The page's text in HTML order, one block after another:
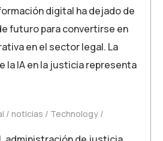
digital ha dejado de
futuro para convertirse en
en el sector legal. La
la IA en la justicia representa
noticias Technology